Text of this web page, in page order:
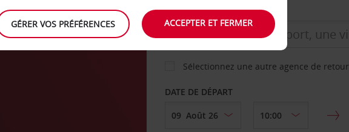
AGENCE DE DÉPART
Sélectionnez une autre agence de retour
DATE DE DÉPART
GÉRER VOS PRÉFÉRENCES ACCEPTER ET FERMER